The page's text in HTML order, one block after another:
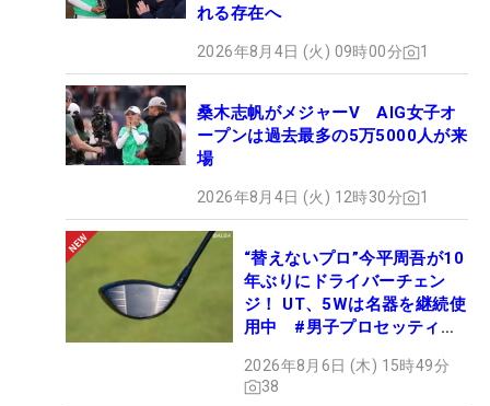
れる存在へ
2026年8月4日 (火) 09時00分 1
桑木志帆がメジャーV AIG女子オ
ープンは過去最多の5万5000人が来
場
2026年8月4日 (火) 12時30分 1
“替えないプロ”今平周吾が10
年ぶりにドライバーチェン
ジ！ UT、5Wは名器を継続使
用中 #男子プロセッティン
2026年8月6日 (木) 15時49分
38